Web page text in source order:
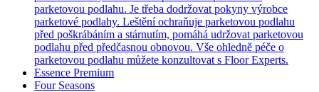
parketovou podlahu. Je třeba dodržovat pokyny výrobce
parketové podlahy. Leštění ochraňuje parketovou podlahu
před poškrábáním a stárnutím, pomáhá udržovat parketovou
podlahu před předčasnou obnovou. Vše ohledně péče o
parketovou podlahu můžete konzultovat s Floor Experts.
Essence Premium
Four Seasons